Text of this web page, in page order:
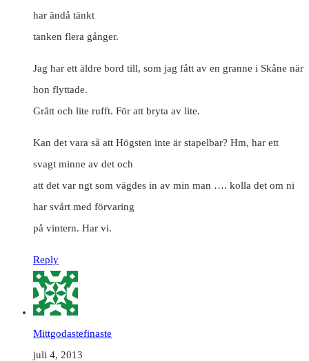
har ändå tänkt
tanken flera gånger.
Jag har ett äldre bord till, som jag fått av en granne i Skåne när
hon flyttade.
Grått och lite rufft. För att bryta av lite.
Kan det vara så att Högsten inte är stapelbar? Hm, har ett
svagt minne av det och
att det var ngt som vägdes in av min man …. kolla det om ni
har svårt med förvaring
på vintern. Har vi.
Reply
Mittgodastefinaste
juli 4, 2013